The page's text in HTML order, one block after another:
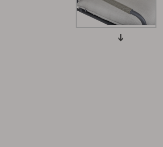
Grower Greens